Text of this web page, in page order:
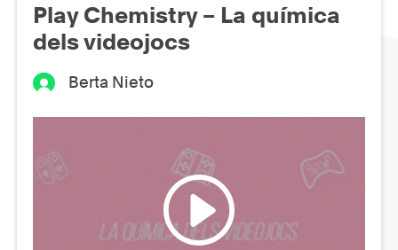
Play Chemistry – La química
dels videojocs
Berta Nieto